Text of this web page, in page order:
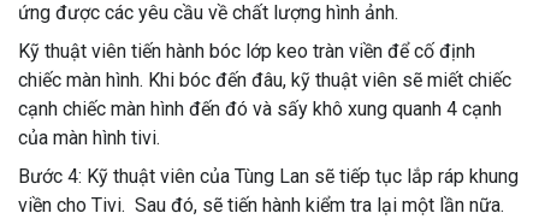
ứng được các yêu cầu về chất lượng hình ảnh.
Kỹ thuật viên tiến hành bóc lớp keo tràn viền để cố định
chiếc màn hình. Khi bóc đến đâu, kỹ thuật viên sẽ miết chiếc
cạnh chiếc màn hình đến đó và sấy khô xung quanh 4 cạnh
của màn hình tivi.
Bước 4: Kỹ thuật viên của Tùng Lan sẽ tiếp tục lắp ráp khung
viền cho Tivi. Sau đó, sẽ tiến hành kiểm tra lại một lần nữa.